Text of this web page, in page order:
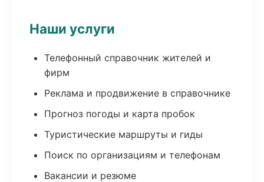
Наши услуги
Телефонный справочник жителей и
фирм
Реклама и продвижение в справочнике
Прогноз погоды и карта пробок
Туристические маршруты и гиды
Поиск по организациям и телефонам
Вакансии и резюме